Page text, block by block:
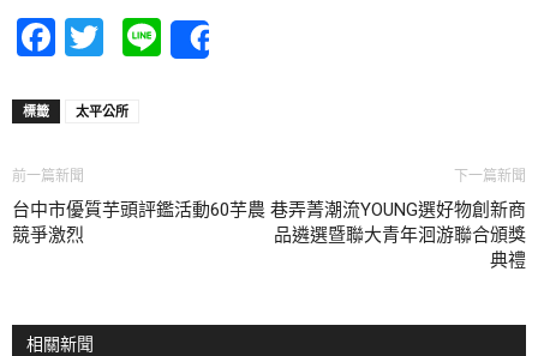
Facebook
Twitter
Line
標籤 太平公所
前一篇新聞
台中市優質芋頭評鑑活動60芋農
競爭激烈
下一篇新聞
巷弄菁潮流YOUNG選好物創新商
品遴選暨聯大青年洄游聯合頒獎
典禮
相關新聞